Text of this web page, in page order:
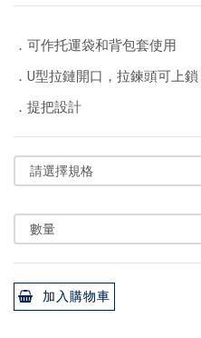
．可作托運袋和背包套使用
．U型拉鏈開口，拉鍊頭可上鎖
．提把設計
加入購物車